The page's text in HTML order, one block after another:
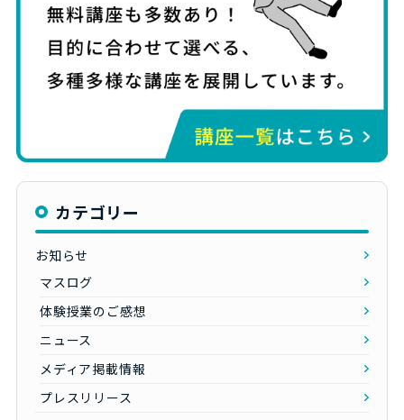
カテゴリー
お知らせ
マスログ
体験授業のご感想
ニュース
メディア掲載情報
プレスリリース